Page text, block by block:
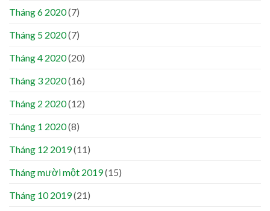
Tháng 6 2020(7)
Tháng 5 2020(7)
Tháng 4 2020(20)
Tháng 3 2020(16)
Tháng 2 2020(12)
Tháng 1 2020(8)
Tháng 12 2019(11)
Tháng mười một 2019(15)
Tháng 10 2019(21)